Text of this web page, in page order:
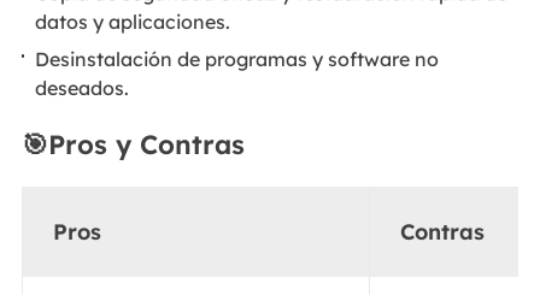
datos y aplicaciones.
Desinstalación de programas y software no
deseados.
🎯Pros y Contras
Pros Contras